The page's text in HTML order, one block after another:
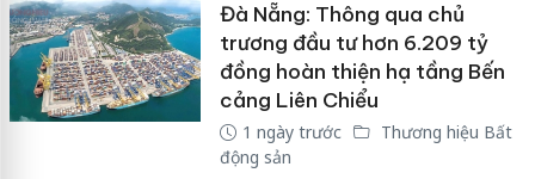
Đà Nẵng: Thông qua chủ
trương đầu tư hơn 6.209 tỷ
đồng hoàn thiện hạ tầng Bến
cảng Liên Chiểu
1 ngày trước
Thương hiệu Bất
động sản